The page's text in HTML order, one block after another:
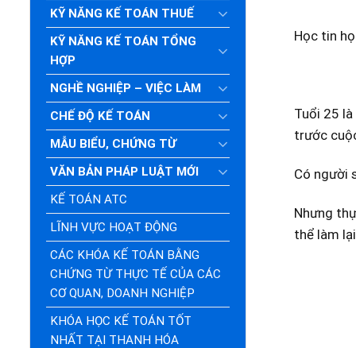
KỸ NĂNG KẾ TOÁN THUẾ
KỸ NĂNG KẾ TOÁN TỔNG
HỢP
NGHỀ NGHIỆP – VIỆC LÀM
CHẾ ĐỘ KẾ TOÁN
MẪU BIỂU, CHỨNG TỪ
VĂN BẢN PHÁP LUẬT MỚI
KẾ TOÁN ATC
LĨNH VỰC HOẠT ĐỘNG
CÁC KHÓA KẾ TOÁN BẰNG
CHỨNG TỪ THỰC TẾ CỦA CÁC
CƠ QUAN, DOANH NGHIỆP
KHÓA HỌC KẾ TOÁN TỐT
NHẤT TẠI THANH HÓA
Học tin
Tuổi 25
trước
Có người
Nhưng
thể làm